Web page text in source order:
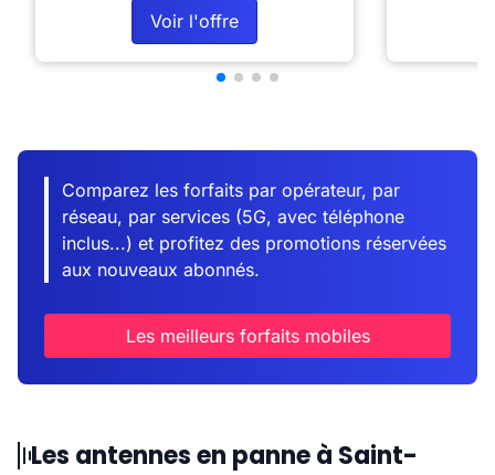
Voir l'offre
Comparez les forfaits par opérateur, par
réseau, par services (5G, avec téléphone
inclus...) et profitez des promotions réservées
aux nouveaux abonnés.
Les meilleurs forfaits mobiles
Les antennes en panne à Saint-